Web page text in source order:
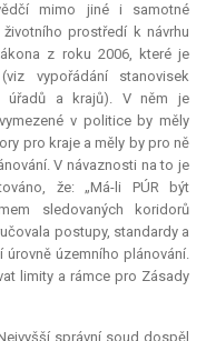
mimo jiné i samotné
prostředí k návrhu
z roku 2006, které je
vypořádání stanovisek
úřadů a krajů). V něm je
v politice by měly
pro kraje a měly by pro ně
V návaznosti na to je
že: „Má-li PÚR být
sledovaných koridorů
postupy, standardy a
územního plánování.
limity a rámce pro Zásady
správní soud dospěl